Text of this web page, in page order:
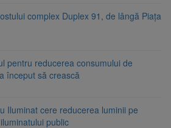
complex Duplex 91, de lângă Piața
pentru reducerea consumului de
început să crească
Iluminat cere reducerea luminii pe
public